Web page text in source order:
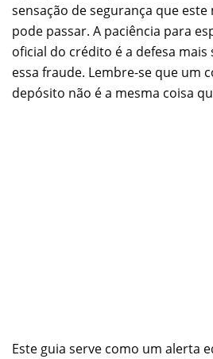
sensação de segurança que
pode passar. A paciência para
oficial do crédito é a defesa
essa fraude. Lembre-se que um
depósito não é a mesma coisa
Este guia serve como um alerta